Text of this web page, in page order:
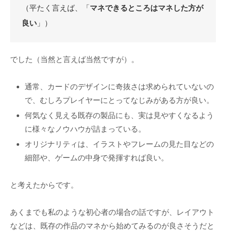
（平たく言えば、「マネできるところはマネした方が
良い」）
でした（当然と言えば当然ですが）。
通常、カードのデザインに奇抜さは求められていないの
で、むしろプレイヤーにとってなじみがある方が良い。
何気なく見える既存の製品にも、実は見やすくなるよう
に様々なノウハウが詰まっている。
オリジナリティは、イラストやフレームの見た目などの
細部や、ゲームの中身で発揮すれば良い。
と考えたからです。
あくまでも私のような初心者の場合の話ですが、レイアウト
などは、既存の作品のマネから始めてみるのが良さそうだと